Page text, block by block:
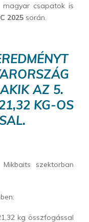
csapatok is
2025 során.
AZ 5.
KG-OS
szektorban
kg összfogással